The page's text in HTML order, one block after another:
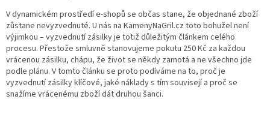
V dynamickém prostředí e-shopů se občas stane, že objednané zboží
zůstane nevyzvednuté. U nás na KamenyNaGril.cz toto bohužel není
výjimkou – vyzvednutí zásilky je totiž důležitým článkem celého
procesu. Přestože smluvně stanovujeme pokutu 250 Kč za každou
vrácenou zásilku, chápu, že život se někdy zamotá a ne všechno jde
podle plánu. V tomto článku se proto podíváme na to, proč je
vyzvednutí zásilky klíčové, jaké náklady s tím souvisejí a proč se
snažíme vrácenému zboží dát druhou šanci.